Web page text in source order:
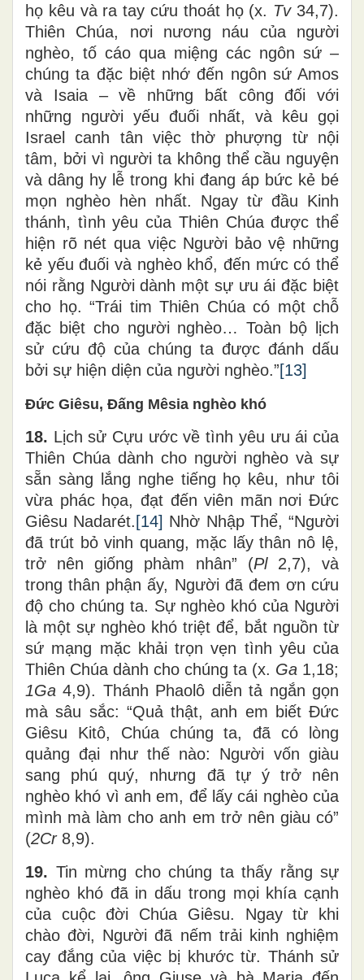
họ kêu và ra tay cứu thoát họ (x. Tv34,7).
Thiên Chúa, nơi nương náu của người
nghèo, tố cáo qua miệng các ngôn sứ –
chúng ta đặc biệt nhớ đến ngôn sứ Amos
và Isaia – về những bất công đối với
những người yếu đuối nhất, và kêu gọi
Israel canh tân việc thờ phượng từ nội
tâm, bởi vì người ta không thể cầu nguyện
và dâng hy lễ trong khi đang áp bức kẻ bé
mọn nghèo hèn nhất. Ngay từ đầu Kinh
thánh, tình yêu của Thiên Chúa được thể
hiện rõ nét qua việc Người bảo vệ những
kẻ yếu đuối và nghèo khổ, đến mức có thể
nói rằng Người dành một sự ưu ái đặc biệt
cho họ. “Trái tim Thiên Chúa có một chỗ
đặc biệt cho người nghèo… Toàn bộ lịch
sử cứu độ của chúng ta được đánh dấu
bởi sự hiện diện của người nghèo.”[13]
Đức Giêsu, Đấng Mêsia nghèo khó
18. Lịch sử Cựu ước về tình yêu ưu ái của
Thiên Chúa dành cho người nghèo và sự
sẵn sàng lắng nghe tiếng họ kêu, như tôi
vừa phác họa, đạt đến viên mãn nơi Đức
Giêsu Nadarét.[14] Nhờ Nhập Thể, “Người
đã trút bỏ vinh quang, mặc lấy thân nô lệ,
trở nên giống phàm nhân” (Pl2,7), và
trong thân phận ấy, Người đã đem ơn cứu
độ cho chúng ta. Sự nghèo khó của Người
là một sự nghèo khó triệt để, bắt nguồn từ
sứ mạng mặc khải trọn vẹn tình yêu của
Thiên Chúa dành cho chúng ta (x. Ga 1,18;
1Ga 4,9). Thánh Phaolô diễn tả ngắn gọn
mà sâu sắc: “Quả thật, anh em biết Đức
Giêsu Kitô, Chúa chúng ta, đã có lòng
quảng đại như thế nào: Người vốn giàu
sang phú quý, nhưng đã tự ý trở nên
nghèo khó vì anh em, để lấy cái nghèo của
mình mà làm cho anh em trở nên giàu có”
(2Cr8,9).
19. Tin mừng cho chúng ta thấy rằng sự
nghèo khó đã in dấu trong mọi khía cạnh
của cuộc đời Chúa Giêsu. Ngay từ khi
chào đời, Người đã nếm trải kinh nghiệm
cay đắng của việc bị khước từ. Thánh sử